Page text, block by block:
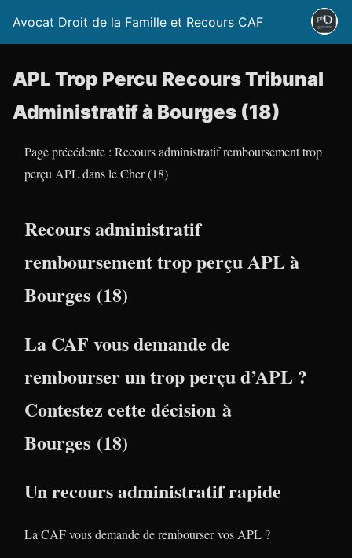
Avocat Droit de la Famille et Recours CAF
APL Trop Percu Recours Tribunal
Administratif à Bourges (18)
Page précédente : Recours administratif remboursement trop
perçu APL dans le Cher (18)
Recours administratif
remboursement trop perçu APL à
Bourges (18)
La CAF vous demande de
rembourser un trop perçu d’APL ?
Contestez cette décision à
Bourges (18)
Un recours administratif rapide
La CAF vous demande de rembourser vos APL ?